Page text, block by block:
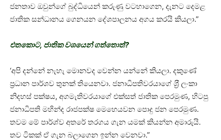
ජනතාව ඔවුන්ගේ බුද්ධියෙන් කරුණු වටහාගෙන, දැනට දෙමළ
ජාතික සන්ධානය ගෙනයන දේශපාලනය අගය කරයි කියලා.”
එතකොට, ජාතික වශයෙන් ගත්තොත්?
‘අපි දන්නේ නැහැ මොනවද වෙන්න යන්නේ කියලා. දකුණේ
ප‍්‍රධාන පාර්ශව තුනක් තියෙනවා. ජනාධිපතිවරයාගේ ශ‍්‍රී ලංකා
නිදහස් පක්ෂය, අගමැතිවරයාගේ එක්සත් ජාතික පෙරමුණ, හිටපු
ජනාධිපති මහින්ද රාජපක්ෂ මෙහෙයවන පොදු ජන පෙරමුණ.
තවම මේ පාර්ශ්ව අතරේ තරගය ගැන යමක් කියන්න අමාරුයි.
තව ටිකක් ඒ ගැන බලාගෙන ඉන්න වෙනවා.”